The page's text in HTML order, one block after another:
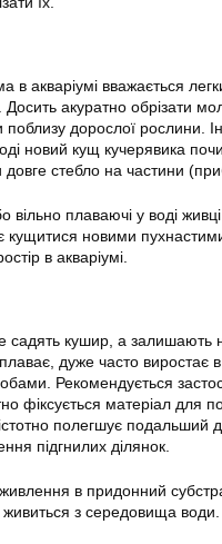
в акваріумі вважається
акуратно обрізати
дорослої рослини.
новий кущ кучерявика
довге стебло на частини
вільно плаваючі у воді
кущитися новими
в акваріумі.
садять кушир, а
дуже часто виростає
Рекомендується
фіксується матеріал для
полегшує подальший
підгнилих ділянок.
в придонний
живиться з середовища води.